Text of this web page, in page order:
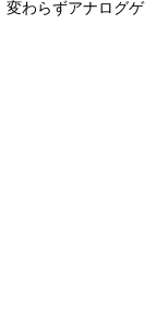
変わらずアナログゲ